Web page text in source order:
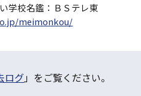
学校名鑑：ＢＳテレ東
meimonkou/
ログ」をご覧ください。